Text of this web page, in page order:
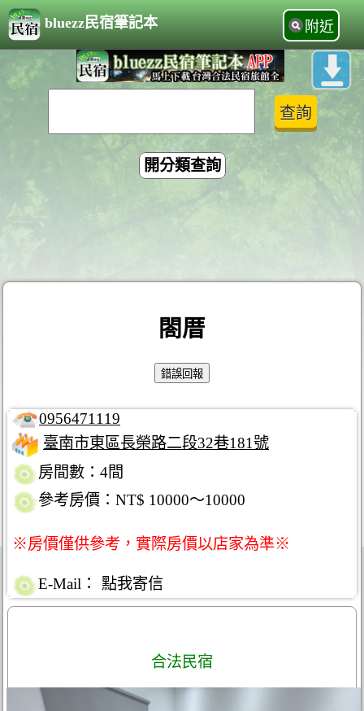
bluezz民宿筆記本 附近
開分類查詢
閤厝
0956471119
臺南市東區長榮路二段32巷181號
房間數：4間
參考房價：NT$ 10000～10000
※房價僅供參考，實際房價以店家為準※
E-Mail： 點我寄信
合法民宿